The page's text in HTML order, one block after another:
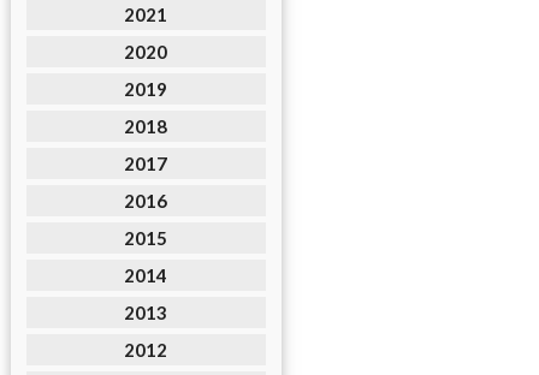
2021
2020
2019
2018
2017
2016
2015
2014
2013
2012